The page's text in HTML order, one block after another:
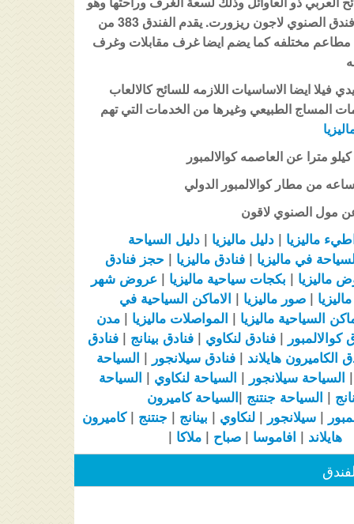
على قرب من فندق الصنوي لاجون ريزورت. يقدم الفندق 383 من
الغرف ولديه 9 مطاعم مختلفه كما يضم ايضا غرف مقابلات وغرف
فيلا ايضا الاساسيات اللازمه للسائح كالالعاب
المساج الطبيعي وغيرها من الخدمات التي تهم
ماليزيا | دليل ماليزيا | دليل السياحة
في ماليزيا | فنادق ماليزيا | حجز فنادق
ماليزيا | بكجات سياحية ماليزيا | عروض شهر
ماليزيا |صورماليزيا | الاماكن السياحية في
السياحيةماليزيا | المواصلاتماليزيا |مدن
كوالالمبور | فنادق لنكاوي | فنادق بينانج | فنادق
الكاميرون هايلاند | فنادق سيلانجور | السياحة
السياحة سيلانجور | السياحة لنكاوي | السياحة
| السياحة جنتنج |السياحةكاميرون
| سيلانجور | لنكاوي | بينانج | جنتنج |كاميرون
هايلاند | افاموسا | صباح | ملاكا |